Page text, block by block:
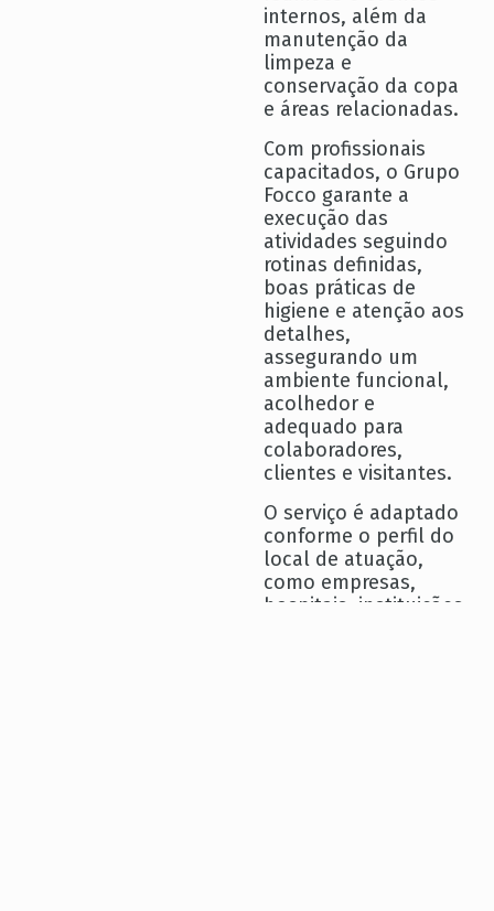
internos, além da
manutenção da
limpeza e
conservação da copa
e áreas relacionadas.
Com profissionais
capacitados, o Grupo
Focco garante a
execução das
atividades seguindo
rotinas definidas,
boas práticas de
higiene e atenção aos
detalhes,
assegurando um
ambiente funcional,
acolhedor e
adequado para
colaboradores,
clientes e visitantes.
O serviço é adaptado
conforme o perfil do
local de atuação,
como empresas,
hospitais, instituições,